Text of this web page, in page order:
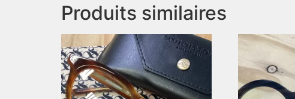
Produits similaires